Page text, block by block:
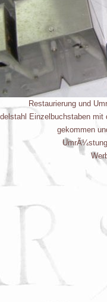
Restaurierung und
Einzelbuchstaben
gekommen